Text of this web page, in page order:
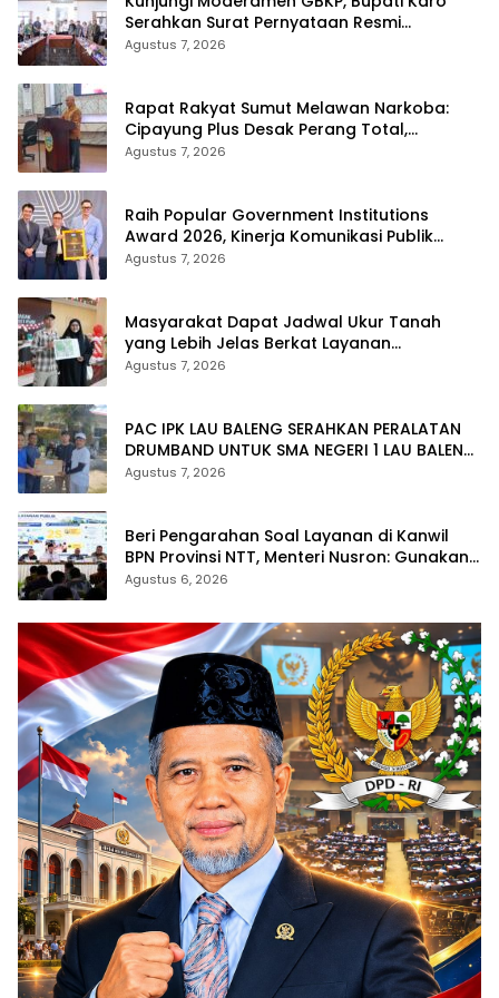
Serahkan Surat Pernyataan Resmi
Penyerahan Aset RSUD Kabanjahe
Agustus 7, 2026
Rapat Rakyat Sumut Melawan Narkoba:
Cipayung Plus Desak Perang Total,
Generasi Muda Jadi Benteng Utama
Agustus 7, 2026
Raih Popular Government Institutions
Award 2026, Kinerja Komunikasi Publik
Kementerian ATR/BPN Kembali Diakui
Agustus 7, 2026
Masyarakat Dapat Jadwal Ukur Tanah
yang Lebih Jelas Berkat Layanan
Pengukuran Terjadwal
Agustus 7, 2026
PAC IPK LAU BALENG SERAHKAN PERALATAN
DRUMBAND UNTUK SMA NEGERI 1 LAU BALENG
SAMBUT HUT RI KE-81
Agustus 7, 2026
Beri Pengarahan Soal Layanan di Kanwil
BPN Provinsi NTT, Menteri Nusron: Gunakan
Sudut Pandang Masyarakat
Agustus 6, 2026